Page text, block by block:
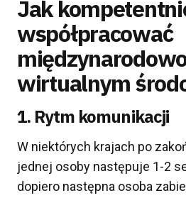
Jak
współpracować
wirtualnym
1. Rytm komunikacji
W niektórych krajach po
jednej osoby następuje 1-2
dopiero następna osoba